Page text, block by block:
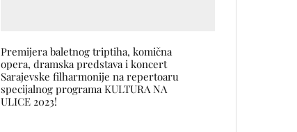
Premijera baletnog triptiha, komična
opera, dramska predstava i koncert
Sarajevske filharmonije na repertoaru
specijalnog programa KULTURA NA
ULICE 2023!